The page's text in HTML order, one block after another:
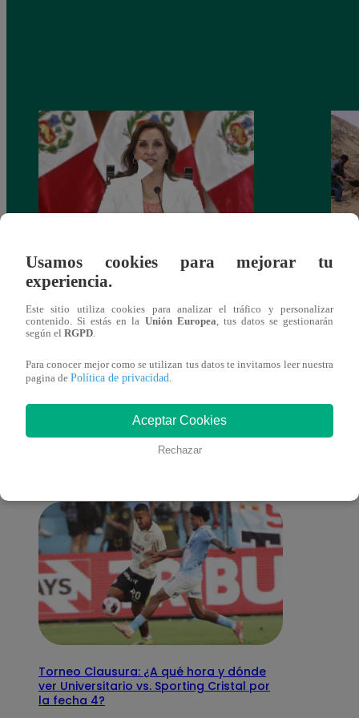
Congreso: proponen que el aumento del
salario presidencial se aplique desde 2026
Las
También te puede
interesar
Torneo Clausura: ¿A qué hora y dónde
ver Universitario vs. Sporting Cristal por
la fecha 4?
Usamos cookies para mejorar tu
experiencia.
Este sitio utiliza cookies para analizar el tráfico y personalizar
contenido. Si estás en la Unión Europea, tus datos se gestionarán
según el RGPD.
Para conocer mejor como se utilizan tus datos te invitamos leer nuestra
pagina de Política de privacidad.
Aceptar Cookies
Rechazar